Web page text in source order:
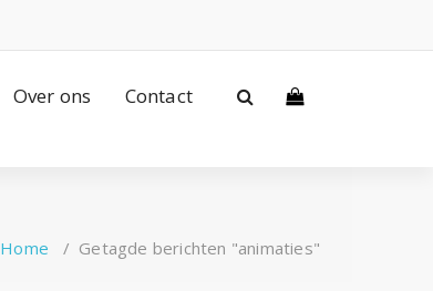
Over ons Contact
Home / Getagde berichten "animaties"